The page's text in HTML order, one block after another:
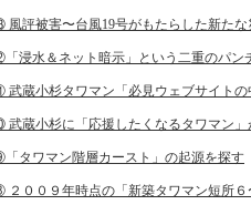
風評被害〜台風19号がもたらした新たな
浸水＆ネット暗示」という二重のパン
武蔵小杉タワマン「必見ウェブサイトの
武蔵小杉に「応援したくなるタワマン」
タワマン階層カースト」の起源を探す
２００９年時点の「新築タワマン短所